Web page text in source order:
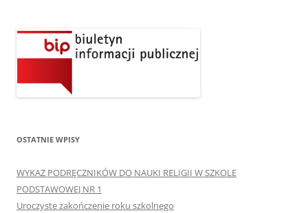
OSTATNIE WPISY
WYKAZ PODRĘCZNIKÓW DO NAUKI RELIGII W SZKOLE
PODSTAWOWEJ NR 1
Uroczyste zakończenie roku szkolnego